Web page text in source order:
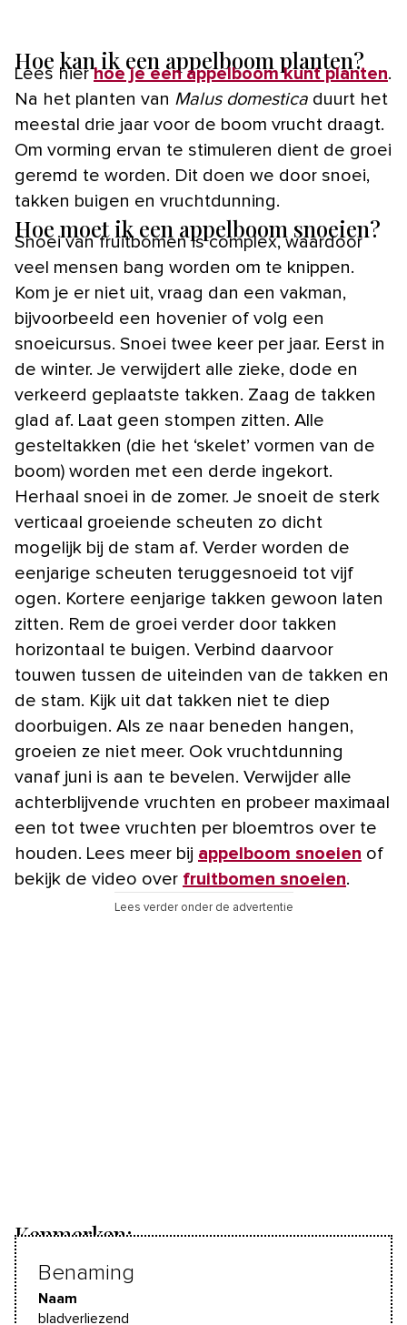
Hoe kan ik een appelboom planten?
Lees hierhoe je een appelboom kunt planten.
Na het planten van Malus domestica duurt het
meestal drie jaar voor de boom vrucht draagt.
Om vorming ervan te stimuleren dient de groei
geremd te worden. Dit doen we door snoei,
takken buigen en vruchtdunning.
Hoe moet ik een appelboom snoeien?
Snoei van fruitbomen is complex, waardoor
veel mensen bang worden om te knippen.
Kom je er niet uit, vraag dan een vakman,
bijvoorbeeld een hovenier of volg een
snoeicursus. Snoei twee keer per jaar. Eerst in
de winter. Je verwijdert alle zieke, dode en
verkeerd geplaatste takken. Zaag de takken
glad af. Laat geen stompen zitten. Alle
gesteltakken (die het ‘skelet’ vormen van de
boom) worden met een derde ingekort.
Herhaal snoei in de zomer. Je snoeit de sterk
verticaal groeiende scheuten zo dicht
mogelijk bij de stam af. Verder worden de
eenjarige scheuten teruggesnoeid tot vijf
ogen. Kortere eenjarige takken gewoon laten
zitten. Rem de groei verder door takken
horizontaal te buigen. Verbind daarvoor
touwen tussen de uiteinden van de takken en
de stam. Kijk uit dat takken niet te diep
doorbuigen. Als ze naar beneden hangen,
groeien ze niet meer. Ook vruchtdunning
vanaf juni is aan te bevelen. Verwijder alle
achterblijvende vruchten en probeer maximaal
een tot twee vruchten per bloemtros over te
houden. Lees meer bij appelboom snoeien of
bekijk de video over fruitbomen snoeien.
Lees verder onder de advertentie
Kenmerken:
Benaming
Naam
bladverliezend